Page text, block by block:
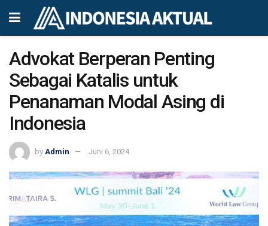
Advokat Berperan Penting
Sebagai Katalis untuk
Penanaman Modal Asing di
Indonesia
by Admin Juni 6, 2024